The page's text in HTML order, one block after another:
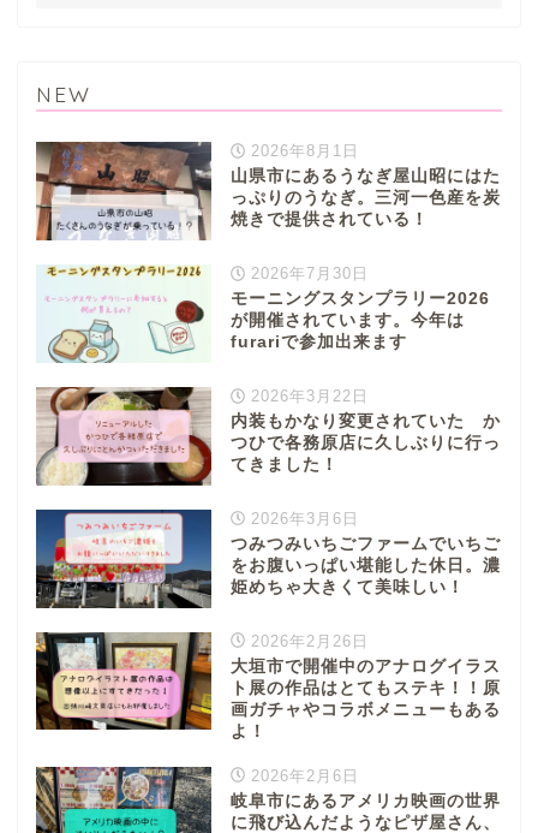
NEW
2026年8月1日
山県市にあるうなぎ屋山昭にはた
っぷりのうなぎ。三河一色産を炭
焼きで提供されている！
2026年7月30日
モーニングスタンプラリー2026
が開催されています。今年は
furariで参加出来ます
2026年3月22日
内装もかなり変更されていた か
つひで各務原店に久しぶりに行っ
てきました！
2026年3月6日
つみつみいちごファームでいちご
をお腹いっぱい堪能した休日。濃
姫めちゃ大きくて美味しい！
2026年2月26日
大垣市で開催中のアナログイラス
ト展の作品はとてもステキ！！原
画ガチャやコラボメニューもある
よ！
2026年2月6日
岐阜市にあるアメリカ映画の世界
に飛び込んだようなピザ屋さん、
ぎふまるけとは。
ぎふまるけ内の記事と写真
（画像）＆掲載情報につい
岐阜地域